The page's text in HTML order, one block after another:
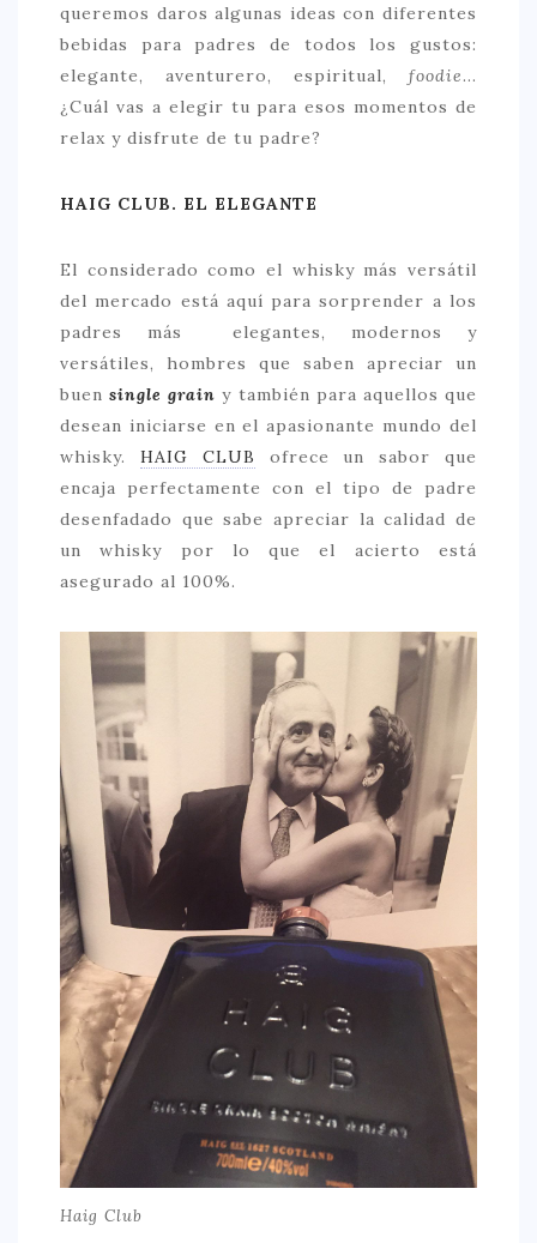
TAPAS
PRECIO
< 25 €
25 – 50 €
NUESTROS FAVORITOS
LIFESTYLE
CONOCIENDO A …
ESCAPADAS
GOURMET
HEALTHY
SELECCIONES MESADE2
POR SUS BAÑOS…
CONTACTO
queremos daros algunas ideas con diferentes
bebidas para padres de todos los gustos:
elegante, aventurero, espiritual,
foodie…
¿Cuál vas a elegir tu para esos momentos de
relax y disfrute de tu padre?
HAIG CLUB. EL ELEGANTE
El considerado como el whisky más versátil
del mercado está aquí para sorprender a los
padres más elegantes, modernos y
versátiles, hombres que saben apreciar un
buensingle grain y también para aquellos que
desean iniciarse en el apasionante mundo del
whisky. HAIG CLUB ofrece un sabor que
encaja perfectamente con el tipo de padre
desenfadado que sabe apreciar la calidad de
un whisky por lo que el acierto está
asegurado al 100%.
Haig Club